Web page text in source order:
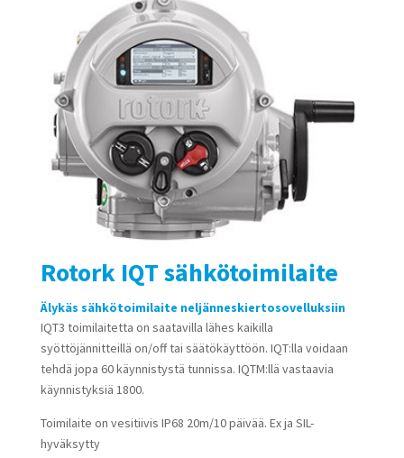
Rotork IQT sähkötoimilaite
Älykäs sähkötoimilaite neljänneskiertosovelluksiin
IQT3 toimilaitetta on saatavilla lähes kaikilla
syöttöjännitteillä on/off tai säätökäyttöön. IQT:lla voidaan
tehdä jopa 60 käynnistystä tunnissa. IQTM:llä vastaavia
käynnistyksiä 1800.
Toimilaite on vesitiivis IP68 20m/10 päivää. Ex ja SIL-
hyväksytty